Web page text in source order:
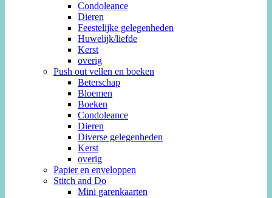
Condoleance
Dieren
Feestelijke gelegenheden
Huwelijk/liefde
Kerst
overig
Push out vellen en boeken
Beterschap
Bloemen
Boeken
Condoleance
Dieren
Diverse gelegenheden
Kerst
overig
Papier en enveloppen
Stitch and Do
Mini garenkaarten